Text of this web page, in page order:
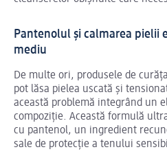
Pantenolul și calmarea pielii
mediu
De multe ori, produsele de
pot lăsa pielea uscată și
această problemă integrând un
compoziție. Această formulă
cu pantenol, un ingredient
sale de protecție a tenului